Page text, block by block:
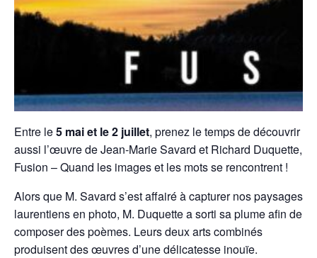
Entre le5 mai et le 2 juillet, prenez le temps de découvrir
aussi l’œuvre de Jean-Marie Savard et Richard Duquette,
Fusion – Quand les images et les mots se rencontrent !
Alors que M. Savard s’est affairé à capturer nos paysages
laurentiens en photo, M. Duquette a sorti sa plume afin de
composer des poèmes. Leurs deux arts combinés
produisent des œuvres d’une délicatesse inouïe.